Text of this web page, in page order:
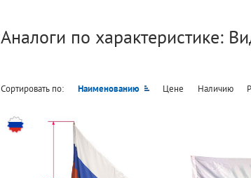
Аналоги по характеристике:
Сортировать по: Наименованию Цене Наличию